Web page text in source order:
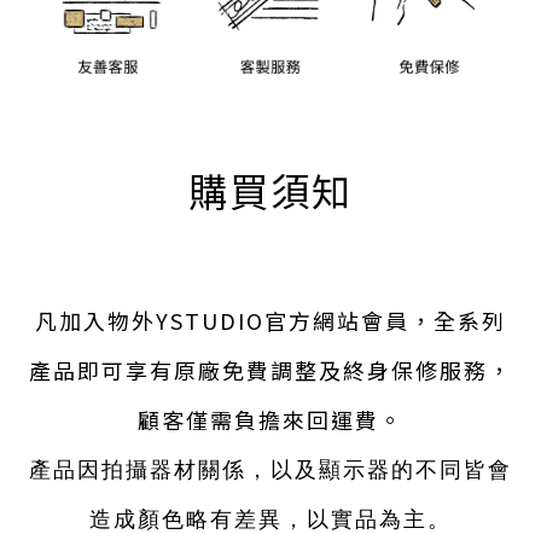
購買須知
凡加入物外YSTUDIO官方網站會員，全系列
產品即可享有原廠免費調整及終身保修服務，
顧客僅需負擔來回運費。
產品因拍攝器材關係，以及顯示器的不同皆會
造成顏色略有差異，以實品為主。